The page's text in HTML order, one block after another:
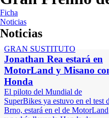
Ficha
Noticias
Noticias
GRAN SUSTITUTO
Jonathan Rea estará en
MotorLand y Misano
Honda
El piloto del Mundial de
SuperBikes ya estuvo en el test
Brno, estará en el de MotorLand